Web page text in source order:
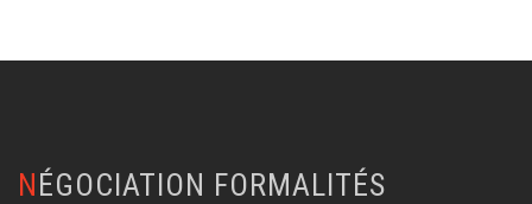
NÉGOCIATION FORMALITÉS